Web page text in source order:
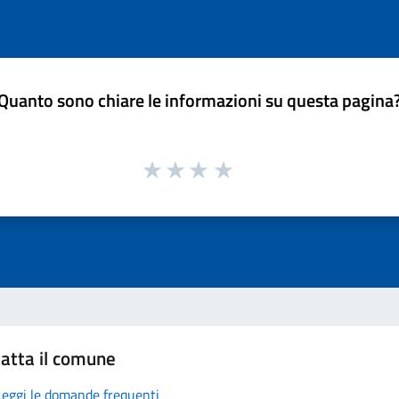
sono chiare le informazioni su questa
il comune
le domande frequenti